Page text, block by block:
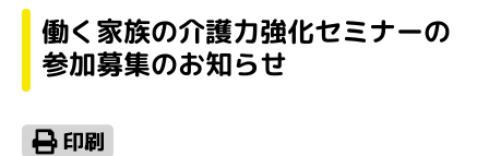
働く家族の介護力強化セミナーの
参加募集のお知らせ